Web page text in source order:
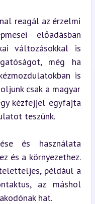
reagál az érzelmi
előadásban
változásokkal is
még ha
is
csak a magyar
kézfejjel egyfajta
teszünk.
és használata
és a környezethez.
például a
az máshol
hat.